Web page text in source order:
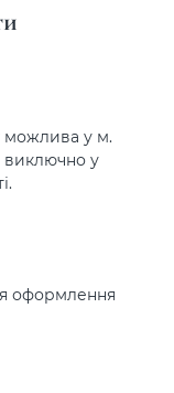
можлива у м.
виключно у
оформлення